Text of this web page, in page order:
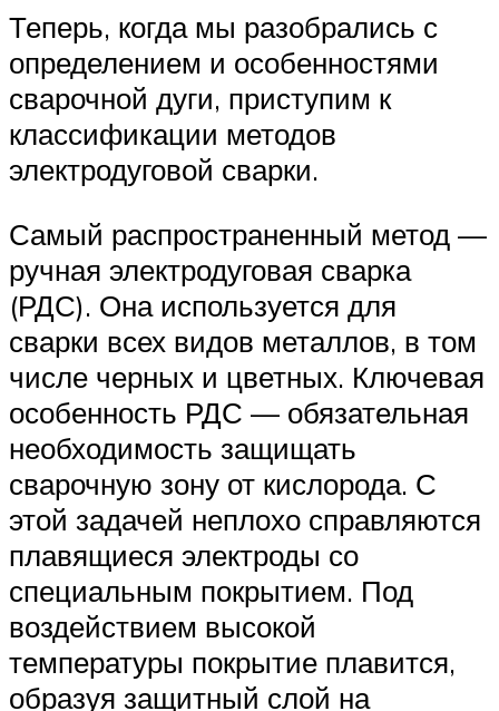
Теперь, когда мы разобрались с
определением и особенностями
сварочной дуги, приступим к
классификации методов
электродуговой сварки.
Самый распространенный метод —
ручная электродуговая сварка
(РДС). Она используется для
сварки всех видов металлов, в том
числе черных и цветных. Ключевая
особенность РДС — обязательная
необходимость защищать
сварочную зону от кислорода. С
этой задачей неплохо справляются
плавящиеся электроды со
специальным покрытием. Под
воздействием высокой
температуры покрытие плавится,
образуя защитный слой на